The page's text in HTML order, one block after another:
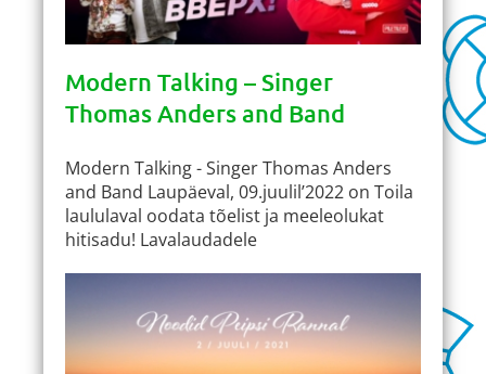
Modern Talking – Singer
Thomas Anders and Band
Modern Talking - Singer Thomas Anders
and Band Laupäeval, 09.juulil’2022 on Toila
laululaval oodata tõelist ja meeleolukat
hitisadu! Lavalaudadele